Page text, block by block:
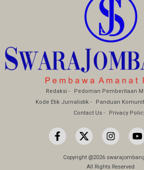
Redaksi
Pedoman Pemberitaan
Kode Etik Jurnalistik
Panduan
Contact Us
Privacy
Copyright @2026
All Rights Reserved